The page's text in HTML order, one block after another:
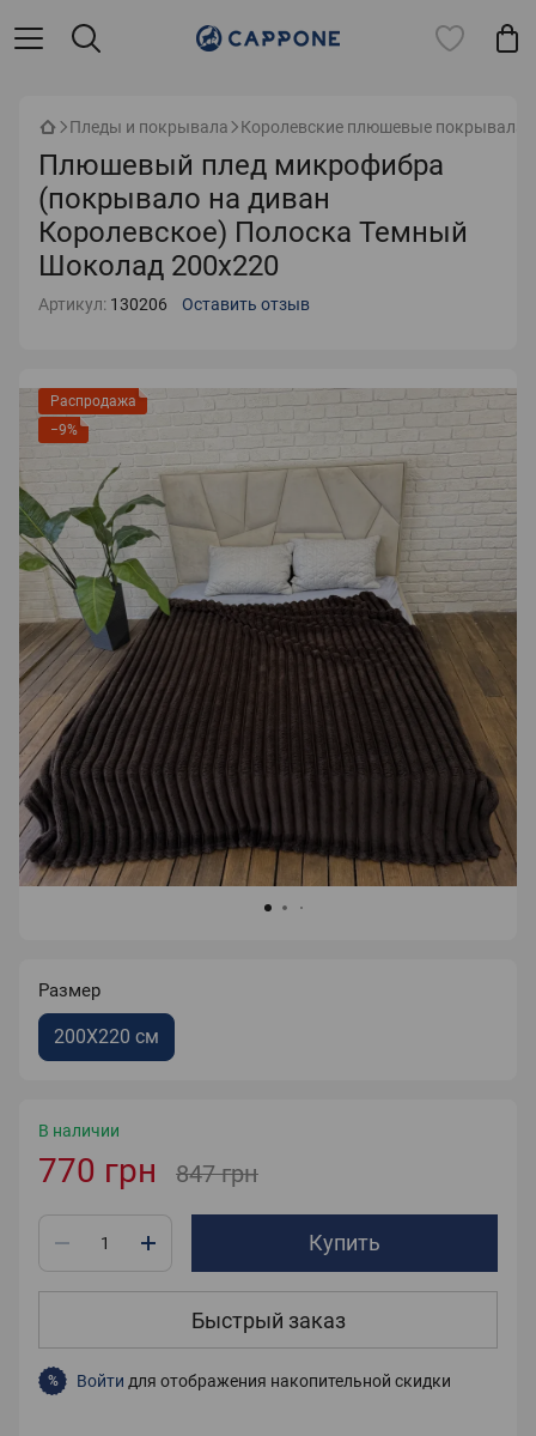
Пледы и покрывала Королевские плюшевые покрывала
Плюшевый плед микрофибра
(покрывало на диван
Королевское) Полоска Темный
Шоколад 200х220
Артикул: 130206 Оставить отзыв
Распродажа
−9%
Размер
200X220 см
В наличии
770 грн 847 грн
Купить
Быстрый заказ
% Войти для отображения накопительной скидки